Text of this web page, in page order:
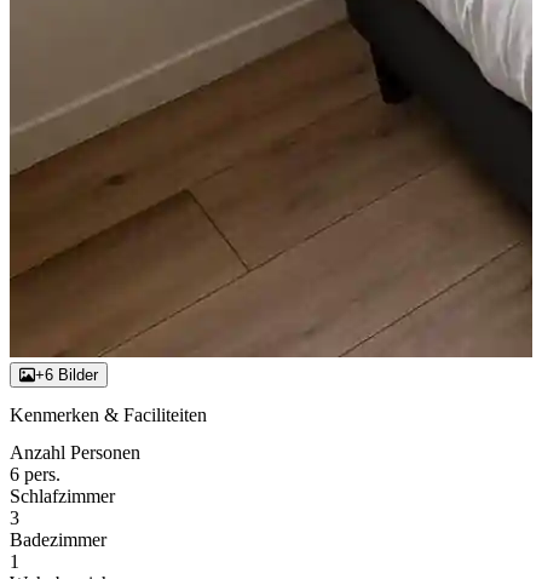
+6 Bilder
Kenmerken & Faciliteiten
Anzahl Personen
6 pers.
Schlafzimmer
3
Badezimmer
1